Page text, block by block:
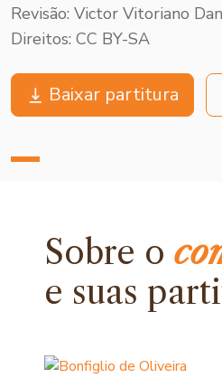
Revisão: Victor Vitoriano
Direitos: CC BY-SA
Baixar partitura
Sobre o
e suas